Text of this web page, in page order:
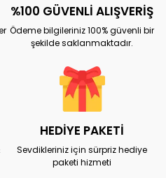
%100 GÜVENLİ ALIŞVERİŞ
Ödeme bilgileriniz 100% güvenli bir
şekilde saklanmaktadır.
HEDİYE PAKETİ
Sevdikleriniz için sürpriz hediye
paketi hizmeti